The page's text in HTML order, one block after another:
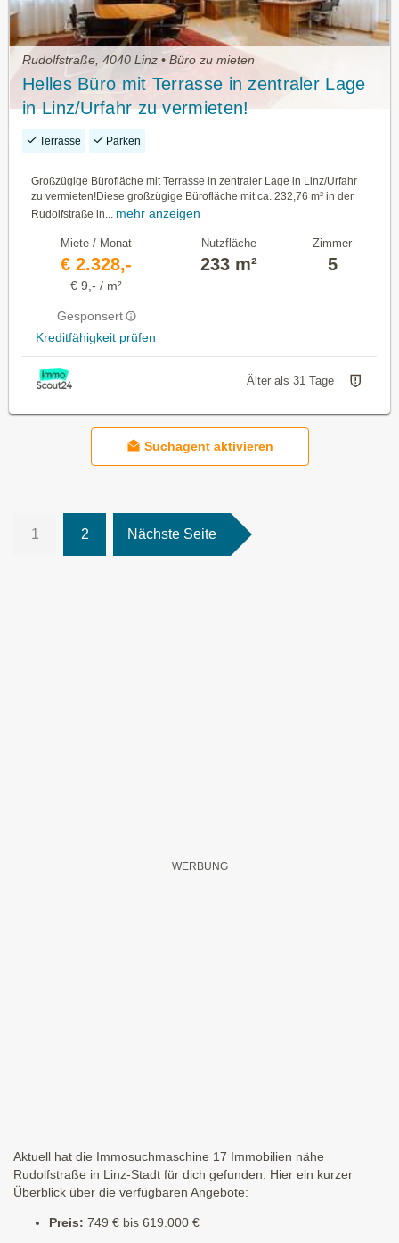
Rudolfstraße, 4040 Linz • Büro zu mieten
Helles Büro mit Terrasse in zentraler Lage
in Linz/Urfahr zu vermieten!
Terrasse Parken
Großzügige Bürofläche mit Terrasse in zentraler Lage in Linz/Urfahr
zu vermieten!Diese großzügige Bürofläche mit ca. 232,76 m² in der
Rudolfstraße in...
mehr anzeigen
Miete / Monat
€ 2.328,-
€ 9,- / m²
Gesponsert
Kreditfähigkeit prüfen
Nutzfläche
233 m²
Zimmer
5
Älter als 31 Tage
Suchagent aktivieren
1 2 Nächste Seite
Aktuell hat die Immosuchmaschine 17 Immobilien nähe
Rudolfstraße in Linz-Stadt für dich gefunden. Hier ein kurzer
Überblick über die verfügbaren Angebote:
Preis: 749 € bis 619.000 €